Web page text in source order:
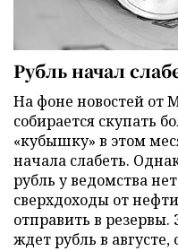
Рубль начал
На фоне новостей от
собирается скупать
«кубышку» в этом
начала слабеть.
рубль у ведомства
сверхдоходы от
отправить в
ждет рубль в